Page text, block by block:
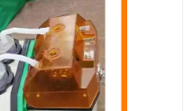
LB-8110降水降尘采样器
LB-7035油气回收